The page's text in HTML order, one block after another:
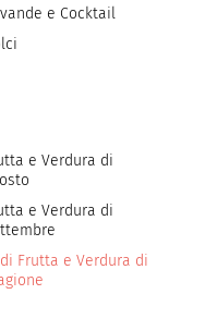
e Cocktail
e Verdura di
e Verdura di
Frutta e Verdura di